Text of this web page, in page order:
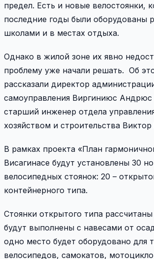
предел. Есть и новые велостоянки,
последние годы были оборудованы
школами и в местах отдыха.
Однако в жилой зоне их явно
проблему уже начали решать. Об
рассказали директор
самоуправления Виргиниюс Андрюс
старший инженер отдела
хозяйством и строительства
В рамках проекта «План
Висагинасе будут установлены 30
велосипедных стоянок: 20 –
контейнерного типа.
Стоянки открытого типа
будут выполнены с навесами от
одно место будет оборудовано для
велосипедов, самокатов,